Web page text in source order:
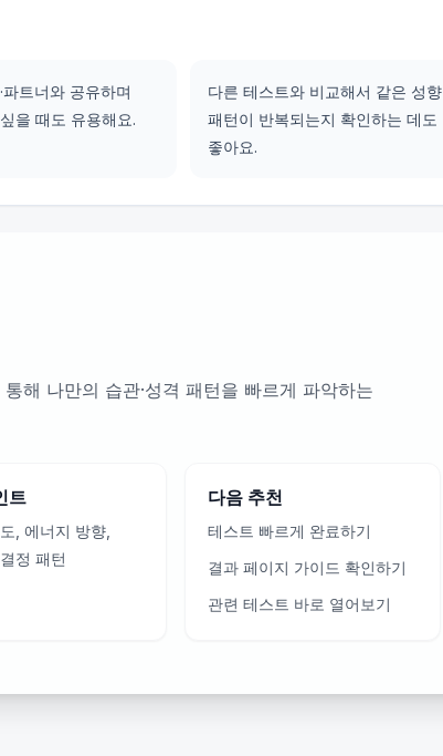
파트너와 공유하며
을 때도 유용해요.
다른 테스트와 비교해서 같은 성향
패턴이 반복되는지 확인하는 데도
좋아요.
해 나만의 습관·성격 패턴을 빠르게 파악하는
트
, 에너지 방향,
정 패턴
다음 추천
테스트 빠르게 완료하기
결과 페이지 가이드 확인하기
관련 테스트 바로 열어보기